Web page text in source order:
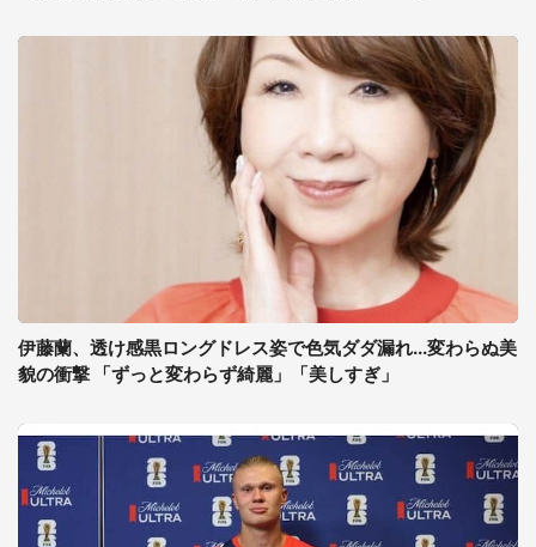
伊藤蘭、透け感黒ロングドレス姿で色気ダダ漏れ...変わらぬ美
貌の衝撃 「ずっと変わらず綺麗」「美しすぎ」